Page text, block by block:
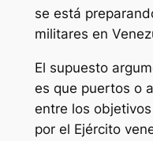
se está
militares en
El supuesto
es que puertos o
entre los
por el Ejército